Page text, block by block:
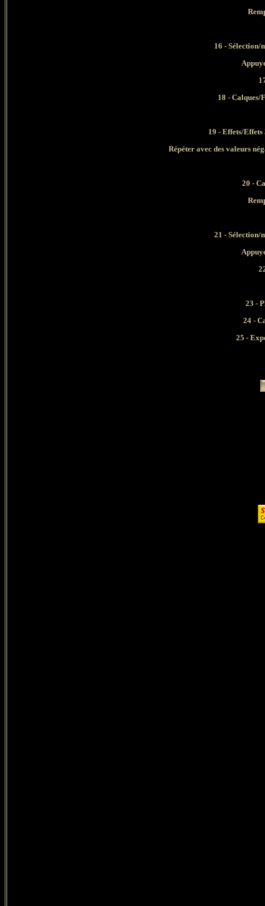
16 - Sélection/
Appuyer
18 - Calques/
19 - Effets/
Répéter avec des valeurs
20 -
21 - Sélection/
Appuyer
23 -
24 -
25 -